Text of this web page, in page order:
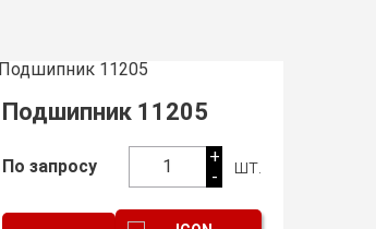
Подшипник 11205
По запросу 1
+
-
шт.